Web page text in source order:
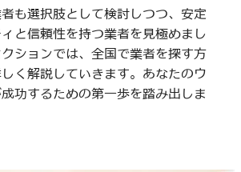
も選択肢として検討しつつ、安定
と信頼性を持つ業者を見極めまし
ションでは、全国で業者を探す方
く解説していきます。あなたのウ
功するための第一歩を踏み出しま